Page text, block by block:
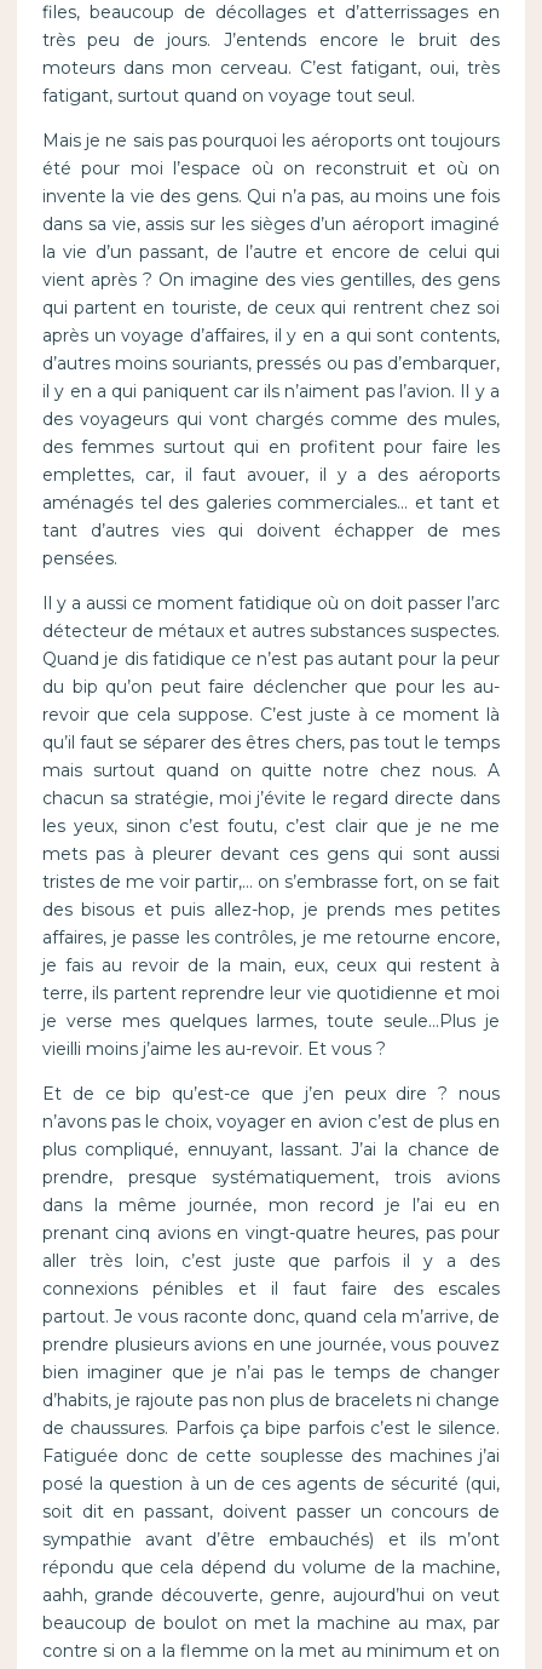
files, beaucoup de décollages et d’atterrissages en
très peu de jours. J’entends encore le bruit des
moteurs dans mon cerveau. C’est fatigant, oui, très
fatigant, surtout quand on voyage tout seul.
Mais je ne sais pas pourquoi les aéroports ont toujours
été pour moi l’espace où on reconstruit et où on
invente la vie des gens. Qui n’a pas, au moins une fois
dans sa vie, assis sur les sièges d’un aéroport imaginé
la vie d’un passant, de l’autre et encore de celui qui
vient après ? On imagine des vies gentilles, des gens
qui partent en touriste, de ceux qui rentrent chez soi
après un voyage d’affaires, il y en a qui sont contents,
d’autres moins souriants, pressés ou pas d’embarquer,
il y en a qui paniquent car ils n’aiment pas l’avion. Il y a
des voyageurs qui vont chargés comme des mules,
des femmes surtout qui en profitent pour faire les
emplettes, car, il faut avouer, il y a des aéroports
aménagés tel des galeries commerciales… et tant et
tant d’autres vies qui doivent échapper de mes
pensées.
Il y a aussi ce moment fatidique où on doit passer l’arc
détecteur de métaux et autres substances suspectes.
Quand je dis fatidique ce n’est pas autant pour la peur
du bip qu’on peut faire déclencher que pour les au-
revoir que cela suppose. C’est juste à ce moment là
qu’il faut se séparer des êtres chers, pas tout le temps
mais surtout quand on quitte notre chez nous. A
chacun sa stratégie, moi j’évite le regard directe dans
les yeux, sinon c’est foutu, c’est clair que je ne me
mets pas à pleurer devant ces gens qui sont aussi
tristes de me voir partir,… on s’embrasse fort, on se fait
des bisous et puis allez-hop, je prends mes petites
affaires, je passe les contrôles, je me retourne encore,
je fais au revoir de la main, eux, ceux qui restent à
terre, ils partent reprendre leur vie quotidienne et moi
je verse mes quelques larmes, toute seule…Plus je
vieilli moins j’aime les au-revoir. Et vous ?
Et de ce bip qu’est-ce que j’en peux dire ? nous
n’avons pas le choix, voyager en avion c’est de plus en
plus compliqué, ennuyant, lassant. J’ai la chance de
prendre, presque systématiquement, trois avions
dans la même journée, mon record je l’ai eu en
prenant cinq avions en vingt-quatre heures, pas pour
aller très loin, c’est juste que parfois il y a des
connexions pénibles et il faut faire des escales
partout. Je vous raconte donc, quand cela m’arrive, de
prendre plusieurs avions en une journée, vous pouvez
bien imaginer que je n’ai pas le temps de changer
d’habits, je rajoute pas non plus de bracelets ni change
de chaussures. Parfois ça bipe parfois c’est le silence.
Fatiguée donc de cette souplesse des machines j’ai
posé la question à un de ces agents de sécurité (qui,
soit dit en passant, doivent passer un concours de
sympathie avant d’être embauchés) et ils m’ont
répondu que cela dépend du volume de la machine,
aahh, grande découverte, genre, aujourd’hui on veut
beaucoup de boulot on met la machine au max, par
contre si on a la flemme on la met au minimum et on